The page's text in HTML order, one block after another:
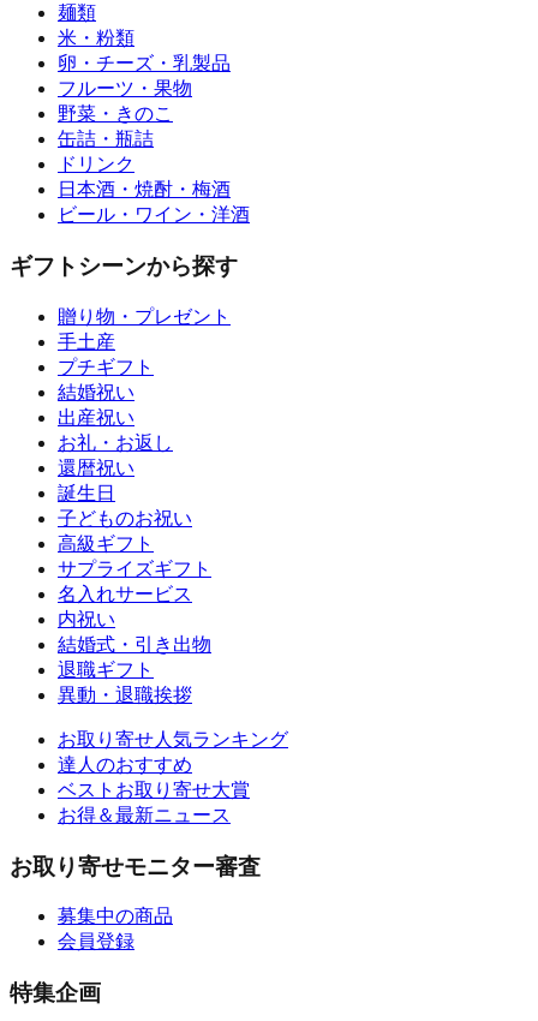
麺類
米・粉類
卵・チーズ・乳製品
フルーツ・果物
野菜・きのこ
缶詰・瓶詰
ドリンク
日本酒・焼酎・梅酒
ビール・ワイン・洋酒
ギフトシーンから探す
贈り物・プレゼント
手土産
プチギフト
結婚祝い
出産祝い
お礼・お返し
還暦祝い
誕生日
子どものお祝い
高級ギフト
サプライズギフト
名入れサービス
内祝い
結婚式・引き出物
退職ギフト
異動・退職挨拶
お取り寄せ人気ランキング
達人のおすすめ
ベストお取り寄せ大賞
お得＆最新ニュース
お取り寄せモニター審査
募集中の商品
会員登録
特集企画